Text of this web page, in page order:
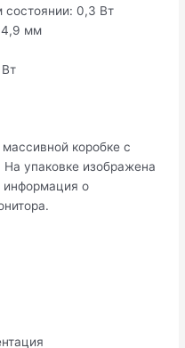
0,3 Вт
мм
коробке с
упаковке изображена
информация о